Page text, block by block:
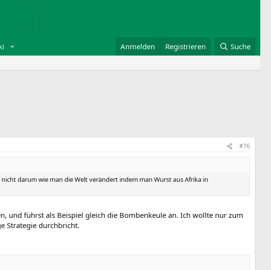
Anmelden Registrieren Suche
#76
darum wie man die Welt verändert indem man Wurst aus Afrika in
und führst als Beispiel gleich die Bombenkeule an. Ich wollte nur zum
Strategie durchbricht.